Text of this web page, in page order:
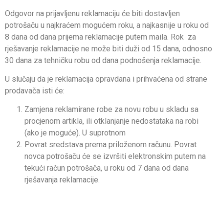
Odgovor na prijavljenu reklamaciju će biti dostavljen
potrošaču u najkraćem mogućem roku, a najkasnije u roku od
8 dana od dana prijema reklamacije putem maila. Rok za
rješavanje reklamacije ne može biti duži od 15 dana, odnosno
30 dana za tehničku robu od dana podnošenja reklamacije.
U slučaju da je reklamacija opravdana i prihvaćena od strane
prodavača isti će:
Zamjena reklamirane robe za novu robu u skladu sa
procjenom artikla, ili otklanjanje nedostataka na robi
(ako je moguće). U suprotnom
Povrat sredstava prema priloženom računu. Povrat
novca potrošaču će se izvršiti elektronskim putem na
tekući račun potrošača, u roku od 7 dana od dana
rješavanja reklamacije.